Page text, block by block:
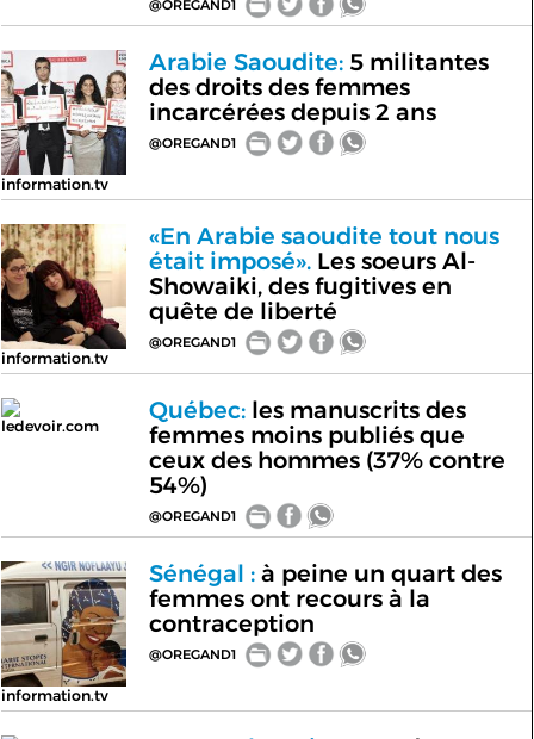
@OREGAND1
information.tv
Arabie Saoudite:5 militantes
des droits des femmes
incarcérées depuis 2 ans
@OREGAND1
information.tv
«En Arabie saoudite tout nous
était imposé».Les soeurs Al-
Showaiki, des fugitives en
quête de liberté
@OREGAND1
ledevoir.com
Québec:les manuscrits des
femmes moins publiés que
ceux des hommes (37% contre
54%)
@OREGAND1
information.tv
Sénégal :à peine un quart des
femmes ont recours à la
contraception
@OREGAND1